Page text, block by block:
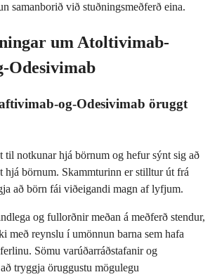
samanborið við stuðningsmeðferð eina.
um Atoltivimab-
Odesivimab
og-Odesivimab öruggt
til notkunar hjá börnum og hefur sýnt sig að
hjá börnum. Skammturinn er stilltur út frá
að börn fái viðeigandi magn af lyfjum.
og fullorðnir meðan á meðferð stendur,
með reynslu í umönnun barna sem hafa
Sömu varúðarráðstafanir og
tryggja öruggustu mögulegu